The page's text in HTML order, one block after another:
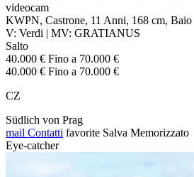
videocam
KWPN, Castrone, 11 Anni, 168 cm, Baio
V: Verdi | MV: GRATIANUS
Salto
40.000 € Fino a 70.000 €
40.000 € Fino a 70.000 €
CZ
Südlich von Prag
mail Contatti favorite Salva Memorizzato
Eye-catcher